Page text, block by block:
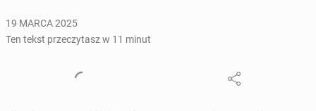
19 MARCA 2025
Ten tekst przeczytasz w 11 minut